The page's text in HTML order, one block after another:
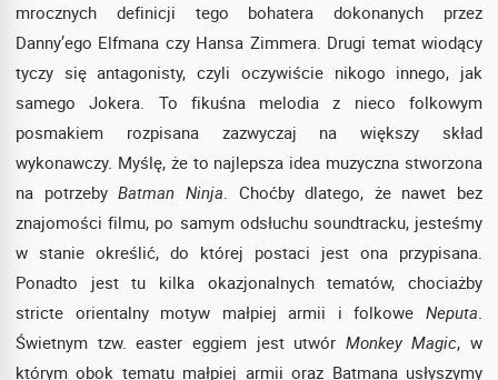
mrocznych definicji tego bohatera dokonanych przez
Danny’ego Elfmana czy Hansa Zimmera. Drugi temat wiodący
tyczy się antagonisty, czyli oczywiście nikogo innego, jak
samego Jokera. To fikuśna melodia z nieco folkowym
posmakiem rozpisana zazwyczaj na większy skład
wykonawczy. Myślę, że to najlepsza idea muzyczna stworzona
na potrzebyBatman Ninja. Choćby dlatego, że nawet bez
znajomości filmu, po samym odsłuchu soundtracku, jesteśmy
w stanie określić, do której postaci jest ona przypisana.
Ponadto jest tu kilka okazjonalnych tematów, chociażby
stricte orientalny motyw małpiej armii i folkowe Neputa.
Świetnym tzw. easter eggiem jest utwór Monkey Magic, w
którym obok tematu małpiej armii oraz Batmana usłyszymy